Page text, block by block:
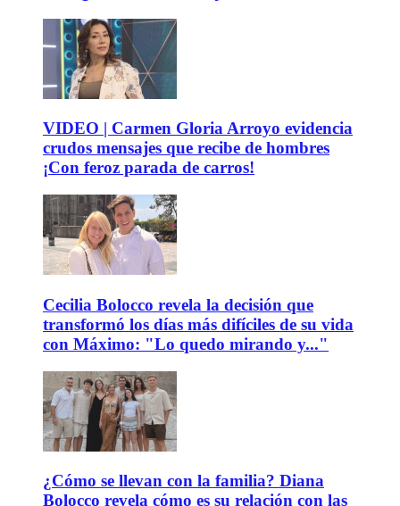
VIDEO | Carmen Gloria Arroyo evidencia
crudos mensajes que recibe de hombres
¡Con feroz parada de carros!
Cecilia Bolocco revela la decisión que
transformó los días más difíciles de su vida
con Máximo: "Lo quedo mirando y..."
¿Cómo se llevan con la familia? Diana
Bolocco revela cómo es su relación con las